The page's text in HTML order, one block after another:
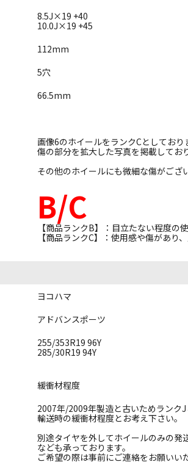
8.5J×19 +40
10.0J×19 +45
112mm
5穴
66.5mm
画像6のホイールをランクCとしており
傷の部分を拡大した写真を掲載してお
その他のホイールにも微細な傷がご
B/C
【商品ランクB】：目立たない程度の
【商品ランクC】：使用感や傷があり
ヨコハマ
アドバンスポーツ
255/353R19 96Y
285/30R19 94Y
緩衝材程度
2007年/2009年製造と古いためランク
輸送時の緩衝材程度とお考え下さい。
別途タイヤを外してホイールのみの
なども承っております。
ご希望の際は事前にご連絡をお願いい